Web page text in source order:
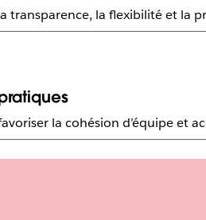
transparence, la flexibilité et la
la cohésion d’équipe et